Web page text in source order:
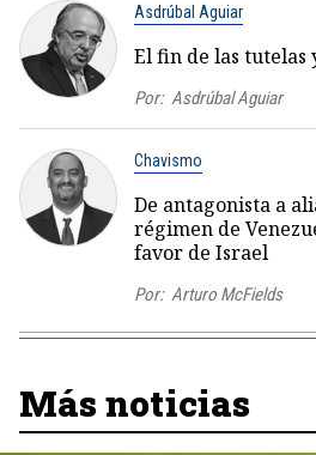
Asdrúbal Aguiar
El fin de las tutelas
Por: Asdrúbal Aguiar
Chavismo
De antagonista a
régimen de
favor de Israel
Por: Arturo McFields
Más noticias